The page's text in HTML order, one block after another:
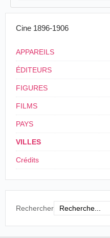
Cine 1896-1906
APPAREILS
ÉDITEURS
FIGURES
FILMS
PAYS
VILLES
Crédits
Rechercher